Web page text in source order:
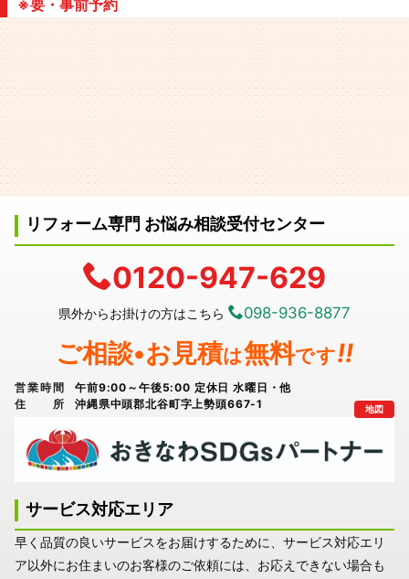
※要・事前予約
リフォーム専門 お悩み相談受付センター
0120-947-629
県外からお掛けの方はこちら 098-936-8877
ご相談•お見積は無料です!!
営業時間
午前9:00～午後5:00 定休日 水曜日・他
住所
沖縄県中頭郡北谷町字上勢頭667-1 地図
サービス対応エリア
早く品質の良いサービスをお届けするために、サービス対応エリ
ア以外にお住まいのお客様のご依頼には、お応えできない場合も